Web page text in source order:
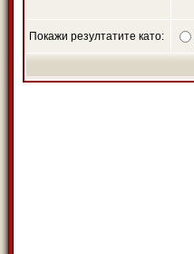
Покажи резултатите като: